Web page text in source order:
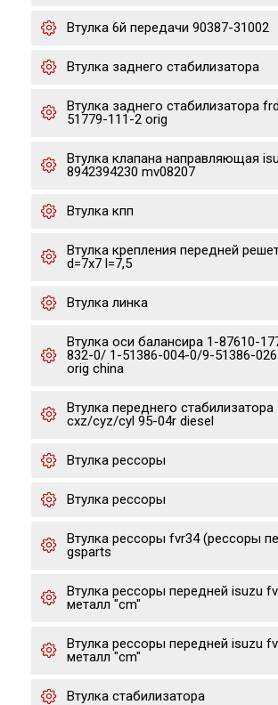
Втулка 6й передачи 90387-31002
Втулка заднего стабилизатора
Втулка заднего стабилизатора
51779-111-2 orig
Втулка клапана направляющая
8942394230 mv08207
Втулка кпп
Втулка крепления передней
d=7x7 l=7,5
Втулка линка
Втулка оси балансира 1-87610-
832-0/ 1-51386-004-0/9-51386-
orig china
Втулка переднего
cxz/cyz/cyl 95-04r diesel
Втулка рессоры
Втулка рессоры
Втулка рессоры fvr34 (рессоры
gsparts
Втулка рессоры передней isuzu
металл "cm"
Втулка рессоры передней isuzu
металл "cm"
Втулка стабилизатора